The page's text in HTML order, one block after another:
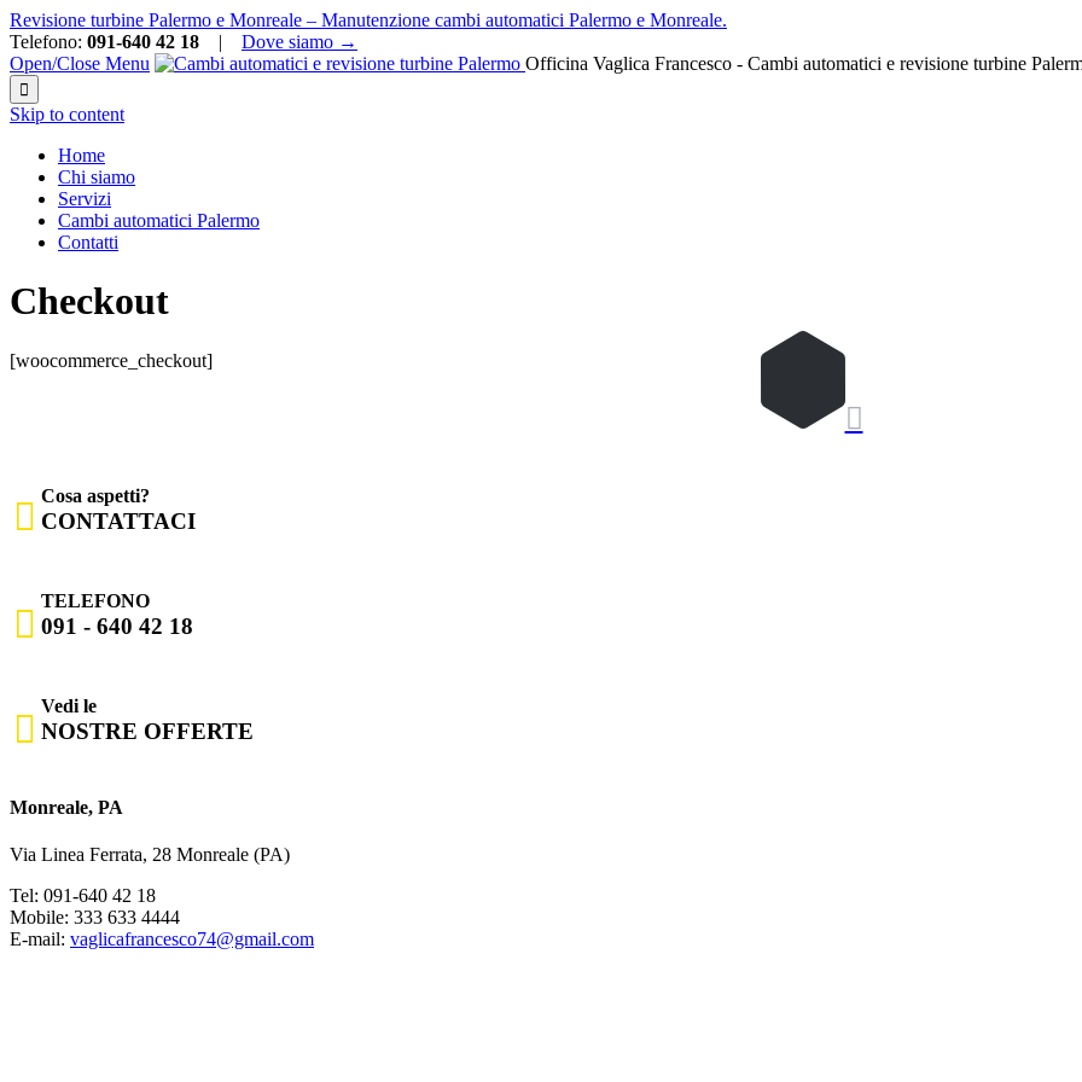
Revisione turbine Palermo e Monreale – Manutenzione cambi automatici Palermo e Monreale.
Telefono: 091-640 42 18 | Dove siamo →
Open/Close Menu
Officina Vaglica Francesco - Cambi automatici e revisione turbine

Skip to content
Home
Chi siamo
Servizi
Cambi automatici Palermo
Contatti
Checkout
[woocommerce_checkout]

 Cosa aspetti?
CONTATTACI

TELEFONO
091 - 640 42 18

Vedi le
NOSTRE OFFERTE
Monreale, PA
Via Linea Ferrata, 28 Monreale (PA)
Tel: 091-640 42 18
Mobile: 333 633 4444
E-mail: vaglicafrancesco74@gmail.com